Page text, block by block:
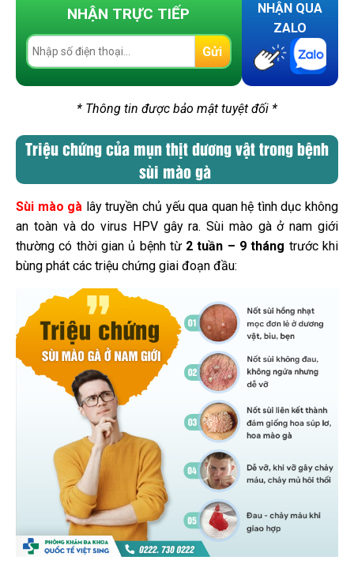
NHẬN TRỰC TIẾP
Gửi
NHẬN QUA
ZALO
* Thông tin được bảo mật tuyệt đối *
Triệu chứng của mụn thịt dương vật trong bệnh
sùi mào gà
Sùi mào gà lây truyền chủ yếu qua quan hệ tình dục không
an toàn và do virus HPV gây ra. Sùi mào gà ở nam giới
thường có thời gian ủ bệnh từ 2 tuần – 9 tháng trước khi
bùng phát các triệu chứng giai đoạn đầu: